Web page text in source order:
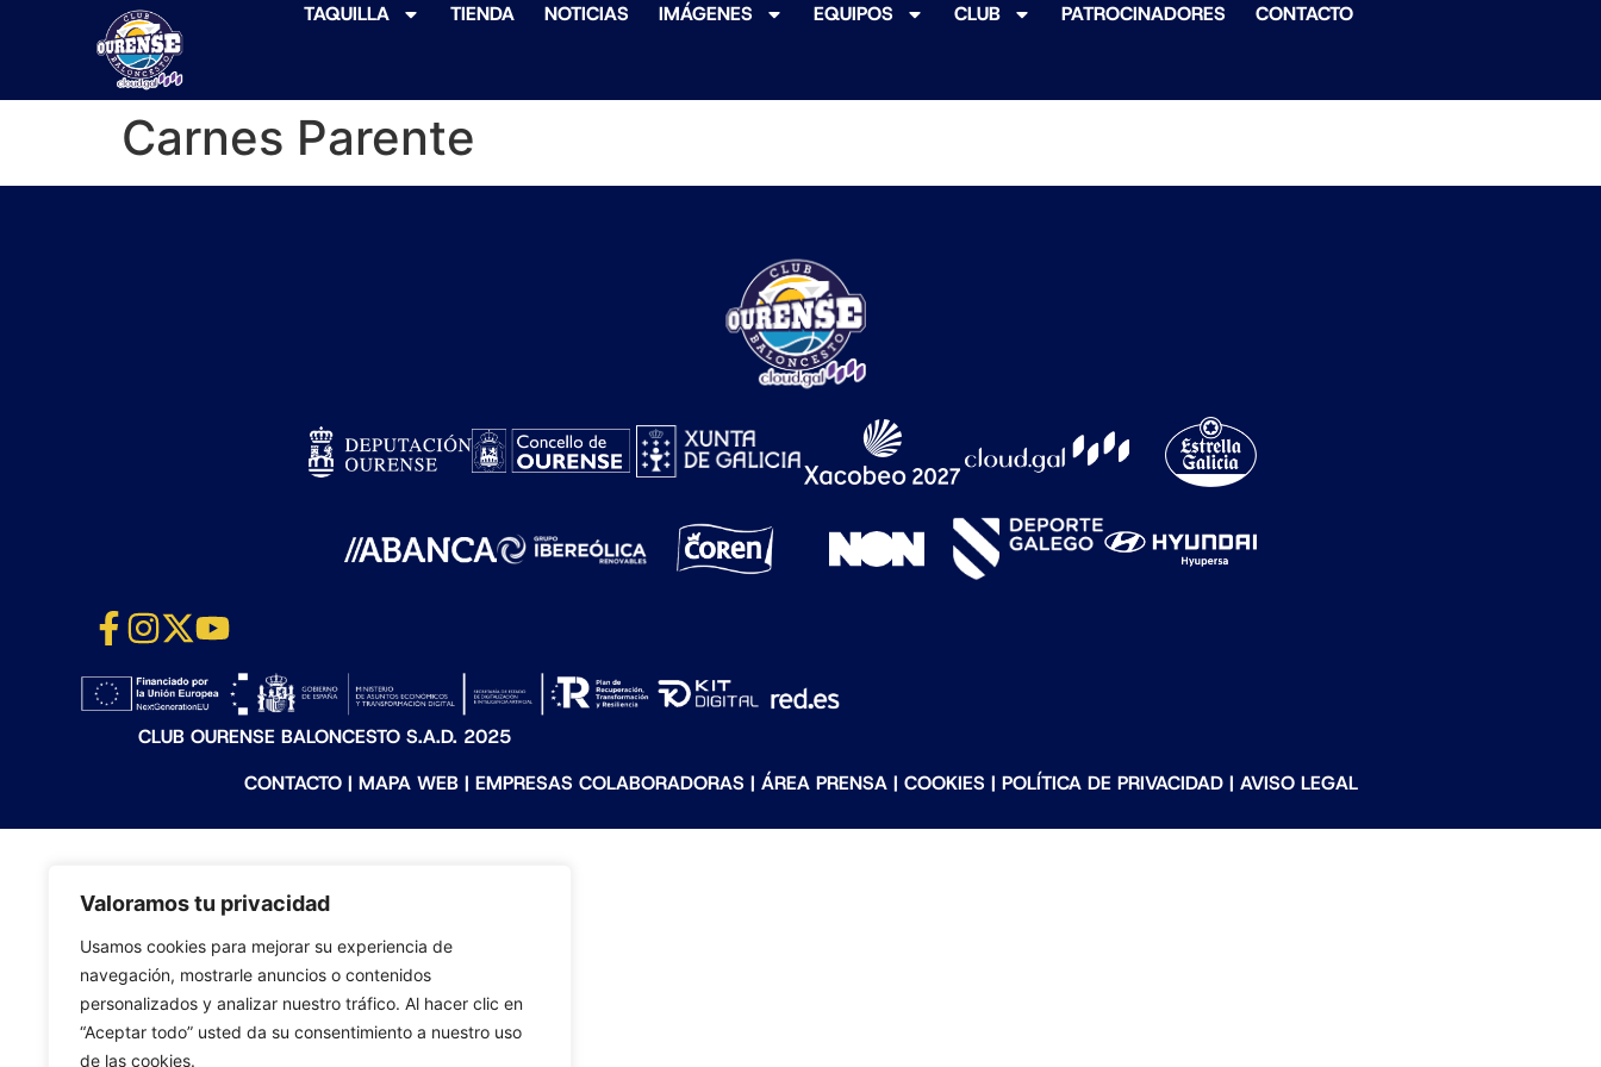
Valoramos tu privacidad
Usamos cookies para mejorar su experiencia de
navegación, mostrarle anuncios o contenidos
personalizados y analizar nuestro tráfico. Al hacer clic en
“Aceptar todo” usted da su consentimiento a nuestro uso
de las cookies.
TAQUILLA TIENDA NOTICIAS IMÁGENES EQUIPOS CLUB PATROCINADORES CONTACTO
Carnes Parente
CLUB OURENSE BALONCESTO S.A.D. 2025
CONTACTO| MAPA WEB| EMPRESAS COLABORADORAS | ÁREA PRENSA| COOKIES | POLÍTICA DE PRIVACIDAD| AVISO LEGAL